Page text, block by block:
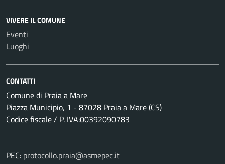
VIVERE IL COMUNE
Eventi
Luoghi
CONTATTI
Comune di Praia a Mare
Piazza Municipio, 1 - 87028 Praia a Mare (CS)
Codice fiscale / P. IVA:00392090783
PEC: protocollo.praia@asmepec.it